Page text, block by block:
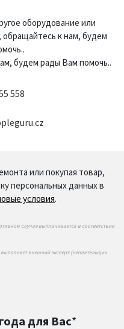
оборудование или
обращайтесь к нам, будем
будем рады Вам помочь..
558
или покупая товар,
персональных данных в
условия.
случае выплачивается в соответствии
выполняет внешний эксперт (неплательщик
для Вас*